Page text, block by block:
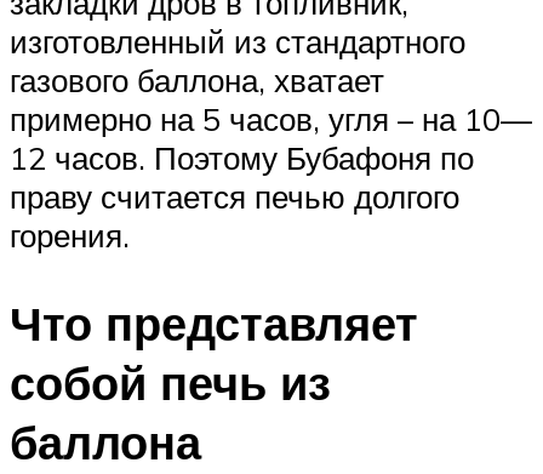
изготовленный из стандартного
газового баллона, хватает
примерно на 5 часов, угля – на 10—
12 часов. Поэтому Бубафоня по
праву считается печью долгого
горения.
Что представляет
собой печь из
баллона